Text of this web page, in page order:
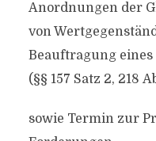
Anordnungen der
von
Beauftragung
(§§ 157 Satz 2, 218
sowie Termin zur